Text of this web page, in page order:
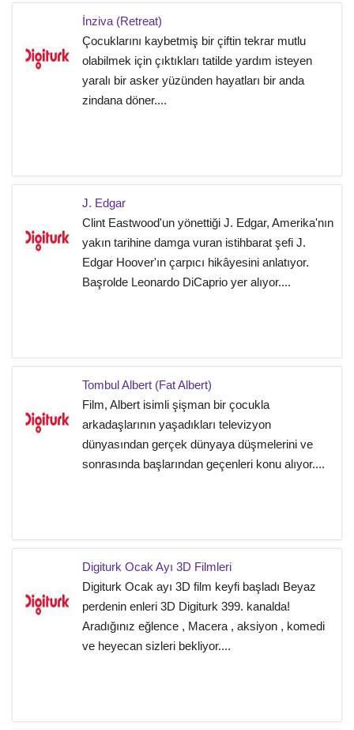
İnziva (Retreat)
Çocuklarını kaybetmiş bir çiftin tekrar mutlu
olabilmek için çıktıkları tatilde yardım isteyen
yaralı bir asker yüzünden hayatları bir anda
zindana döner....
J. Edgar
Clint Eastwood'un yönettiği J. Edgar, Amerika'nın
yakın tarihine damga vuran istihbarat şefi J.
Edgar Hoover'ın çarpıcı hikâyesini anlatıyor.
Başrolde Leonardo DiCaprio yer alıyor....
Tombul Albert (Fat Albert)
Film, Albert isimli şişman bir çocukla
arkadaşlarının yaşadıkları televizyon
dünyasından gerçek dünyaya düşmelerini ve
sonrasında başlarından geçenleri konu alıyor....
Digiturk Ocak Ayı 3D Filmleri
Digiturk Ocak ayı 3D film keyfi başladı Beyaz
perdenin enleri 3D Digiturk 399. kanalda!
Aradığınız eğlence , Macera , aksiyon , komedi
ve heyecan sizleri bekliyor....